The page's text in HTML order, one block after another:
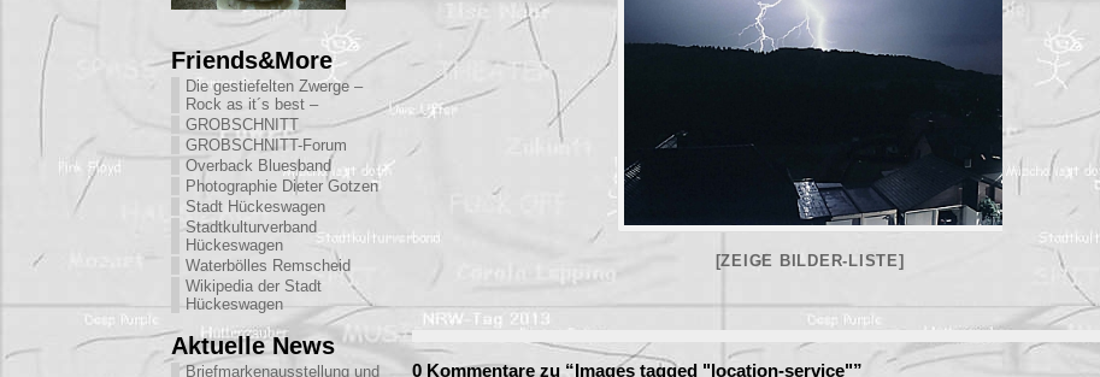
Friends&More
Die gestiefelten Zwerge –
Rock as it´s best –
GROBSCHNITT
GROBSCHNITT-Forum
Overback Bluesband
Photographie Dieter Gotzen
Stadt Hückeswagen
Stadtkulturverband
Hückeswagen
Waterbölles Remscheid
Wikipedia der Stadt
Hückeswagen
Aktuelle News
Briefmarkenausstellung und
[ZEIGE BILDER-LISTE]
0 Kommentare zu “Images tagged "location-service"”